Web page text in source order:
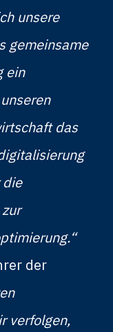
unsere
gemeinsame
ein
das
die
der
verfolgen,